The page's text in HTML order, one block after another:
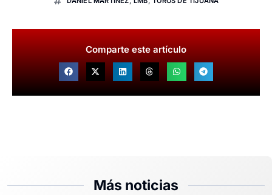
Comparte este artículo
Más noticias